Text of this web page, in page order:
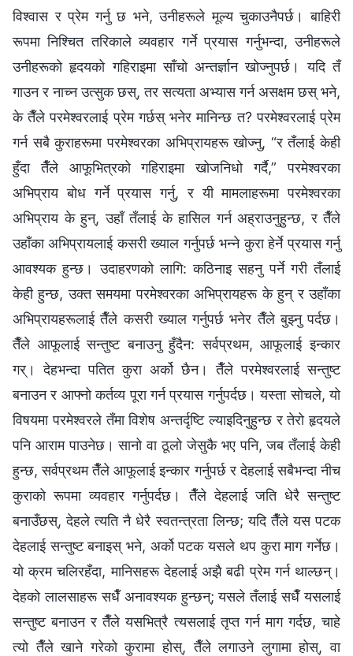
विश्‍वास र प्रेम गर्नु छ भने, उनीहरूले मूल्य चुकाउनैपर्छ। बाहिरी
रूपमा निश्चित तरिकाले व्यवहार गर्ने प्रयास गर्नुभन्दा, उनीहरूले
उनीहरूको हृदयको गहिराइमा साँचो अन्तर्ज्ञान खोज्नुपर्छ। यदि तँ
गाउन र नाच्न उत्सुक छस्, तर सत्यता अभ्यास गर्न असक्षम छस् भने,
के तैँले परमेश्‍वरलाई प्रेम गर्छस् भनेर मानिन्छ त? परमेश्‍वरलाई प्रेम
गर्न सबै कुराहरूमा परमेश्‍वरका अभिप्रायहरू खोज्नु, “र तँलाई केही
हुँदा तैँले आफूभित्रको गहिराइमा खोजनिधो गर्दै,” परमेश्‍वरका
अभिप्राय बोध गर्ने प्रयास गर्नु, र यी मामलाहरूमा परमेश्‍वरका
अभिप्राय के हुन्, उहाँ तँलाई के हासिल गर्न अह्राउनुहुन्छ, र तैँले
उहाँका अभिप्रायलाई कसरी ख्याल गर्नुपर्छ भन्‍ने कुरा हेर्ने प्रयास गर्नु
आवश्यक हुन्छ। उदाहरणको लागि: कठिनाइ सहनु पर्ने गरी तँलाई
केही हुन्छ, उक्त समयमा परमेश्‍वरका अभिप्रायहरू के हुन् र उहाँका
अभिप्रायहरूलाई तैँले कसरी ख्याल गर्नुपर्छ भनेर तैँले बुझ्नु पर्दछ।
तैँले आफूलाई सन्तुष्ट बनाउनु हुँदैन: सर्वप्रथम, आफूलाई इन्कार
गर्। देहभन्दा पतित कुरा अर्को छैन। तैँले परमेश्‍वरलाई सन्तुष्ट
बनाउन र आफ्नो कर्तव्य पूरा गर्न प्रयास गर्नुपर्दछ। यस्ता सोचले, यो
विषयमा परमेश्‍वरले तँमा विशेष अन्तर्दृष्टि ल्याइदिनुहुन्छ र तेरो हृदयले
पनि आराम पाउनेछ। सानो वा ठूलो जेसुकै भए पनि, जब तँलाई केही
हुन्छ, सर्वप्रथम तैँले आफूलाई इन्कार गर्नुपर्छ र देहलाई सबैभन्दा नीच
कुराको रूपमा व्यवहार गर्नुपर्दछ। तैँले देहलाई जति धेरै सन्तुष्ट
बनाउँछस्, देहले त्यति नै धेरै स्वतन्त्रता लिन्छ; यदि तैँले यस पटक
देहलाई सन्तुष्ट बनाइस् भने, अर्को पटक यसले थप कुरा माग गर्नेछ।
यो क्रम चलिरहँदा, मानिसहरू देहलाई अझै बढी प्रेम गर्न थाल्छन्।
देहको लालसाहरू सधैँ अनावश्यक हुन्छन्; यसले तँलाई सधैँ यसलाई
सन्तुष्ट बनाउन र तैँले यसभित्रै त्यसलाई तृप्त गर्न माग गर्दछ, चाहे
त्यो तैँले खाने गरेको कुरामा होस्, तैँले लगाउने लुगामा होस्, वा